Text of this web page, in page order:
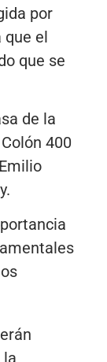
por
que el
que se
de la
400